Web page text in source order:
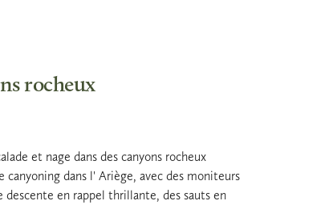
rocheux
et nage dans des canyons rocheux
dans l' Ariège, avec des moniteurs
descente en rappel thrillante, des sauts en